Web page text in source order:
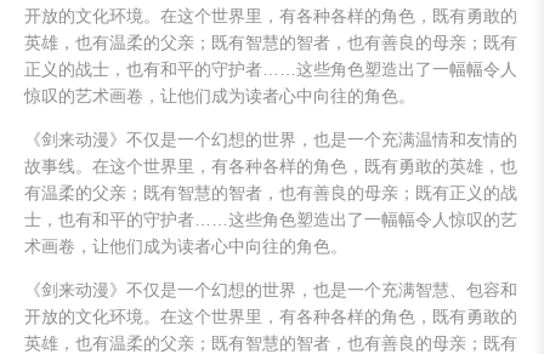
开放的文化环境。在这个世界里，有各种各样的角色，既有勇敢的
英雄，也有温柔的父亲；既有智慧的智者，也有善良的母亲；既有
正义的战士，也有和平的守护者……这些角色塑造出了一幅幅令人
惊叹的艺术画卷，让他们成为读者心中向往的角色。
《剑来动漫》不仅是一个幻想的世界，也是一个充满温情和友情的
故事线。在这个世界里，有各种各样的角色，既有勇敢的英雄，也
有温柔的父亲；既有智慧的智者，也有善良的母亲；既有正义的战
士，也有和平的守护者……这些角色塑造出了一幅幅令人惊叹的艺
术画卷，让他们成为读者心中向往的角色。
《剑来动漫》不仅是一个幻想的世界，也是一个充满智慧、包容和
开放的文化环境。在这个世界里，有各种各样的角色，既有勇敢的
英雄，也有温柔的父亲；既有智慧的智者，也有善良的母亲；既有